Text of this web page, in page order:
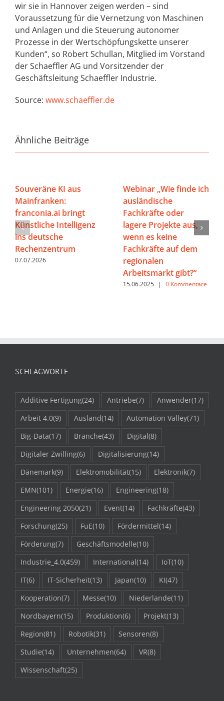
wir sie in Hannover zeigen werden – sind
Voraussetzung für die Vernetzung von Maschinen
und Anlagen und die Steuerung autonomer
Prozesse in der Wertschöpfungskette unserer
Kunden“, so Robert Schullan, Mitglied im Vorstand
der Schaeffler AG und Vorsitzender der
Geschäftsleitung Schaeffler Industrie.
Source: www.schaeffler.de
Ähnliche Beiträge
Souveräne KI aus
Mainfranken:
franconia.ai bringt
Künstliche Intelligenz
ins deutsche
Rechenzentrum
07.07.2026
Webinar „Wie finde ich
ausländische
Fachkräfte oder
lagere Projekte aus,
wenn es keine
Fachkräfte auf dem
regionalen
Arbeitsmarkt gibt?“
15.06.2025 | 0 Kommentare
SCHLAGWORTE
Additive Fertigung(24) Antriebe(7) Anwender(17)
Arbeit 4.0(9) Ausland(14) Automation Valley(71)
Big-Data(17) Branche(43) Digital(8)
Digitaler Zwilling(6) Digitalisierung(14)
Dänemark(9) Elektromobilität(15) Elektronik(7)
EMN(101) Energie(16) Engineering(18)
Engineering 2050(21) Event(14) Fachkräfte(43)
Forschung(25) FuE(10) Fördermittel(14)
Förderung(7) Geschäftsmodelle(10)
Industrie_4.0(459) International(14) IoT(10)
IT(6) IT-Sicherheit(13) Japan(10) KI(47)
Kooperation(7) Messe(10) Niederlande(11)
Nordbayern(15) Produktion(6) Projekt(13)
Region(81) Robotik(31) Sensoren(8)
Studie(14) Unternehmen(64) VR(8)
Wissenschaft(25)